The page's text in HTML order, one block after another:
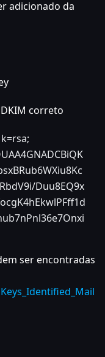
adicionado da
correto
Duu8EQ9x
ser encontradas